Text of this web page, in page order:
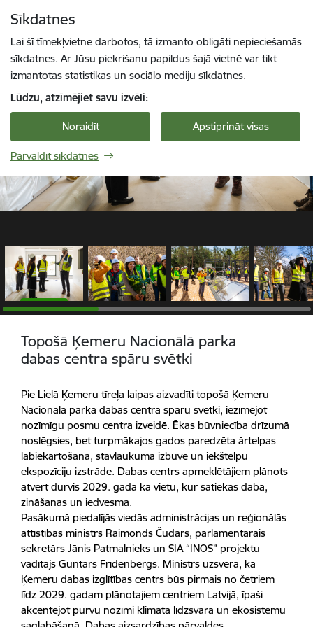
Sīkdatnes
Lai šī tīmekļvietne darbotos, tā izmanto obligāti nepieciešamās
sīkdatnes. Ar Jūsu piekrišanu papildus šajā vietnē var tikt
izmantotas statistikas un sociālo mediju sīkdatnes.
Lūdzu, atzīmējiet savu izvēli:
Noraidīt Apstiprināt visas
Pārvaldīt sīkdatnes
1 / 12
Topošā Ķemeru Nacionālā parka
dabas centra spāru svētki
Pie Lielā Ķemeru tīreļa laipas aizvadīti topošā Ķemeru
Nacionālā parka dabas centra spāru svētki, iezīmējot
nozīmīgu posmu centra izveidē. Ēkas būvniecība drīzumā
noslēgsies, bet turpmākajos gados paredzēta ārtelpas
labiekārtošana, stāvlaukuma izbūve un iekštelpu
ekspozīciju izstrāde. Dabas centrs apmeklētājiem plānots
atvērt durvis 2029. gadā kā vietu, kur satiekas daba,
zināšanas un iedvesma.
Pasākumā piedalījās viedās administrācijas un reģionālās
attīstības ministrs Raimonds Čudars, parlamentārais
sekretārs Jānis Patmalnieks un SIA “INOS” projektu
vadītājs Guntars Frīdenbergs. Ministrs uzsvēra, ka
Ķemeru dabas izglītības centrs būs pirmais no četriem
līdz 2029. gadam plānotajiem centriem Latvijā, īpaši
akcentējot purvu nozīmi klimata līdzsvara un ekosistēmu